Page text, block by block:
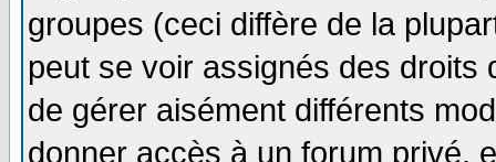
groupes (ceci diffère de la
peut se voir assignés des
de gérer aisément différents
donner accès à un forum privé,